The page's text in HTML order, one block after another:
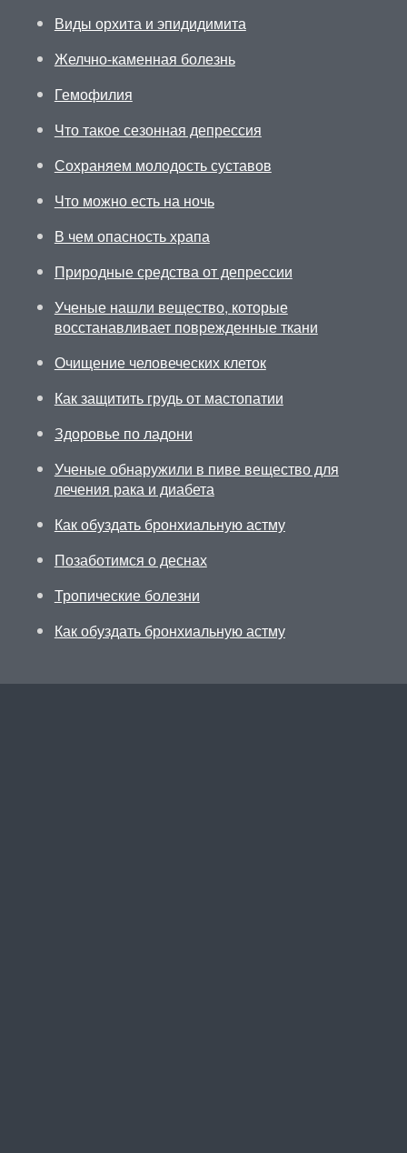
Виды орхита и эпидидимита
Желчно-каменная болезнь
Гемофилия
Что такое сезонная депрессия
Сохраняем молодость суставов
Что можно есть на ночь
В чем опасность храпа
Природные средства от депрессии
Ученые нашли вещество, которые
восстанавливает поврежденные ткани
Очищение человеческих клеток
Как защитить грудь от мастопатии
Здоровье по ладони
Ученые обнаружили в пиве вещество для
лечения рака и диабета
Как обуздать бронхиальную астму
Позаботимся о деснах
Тропические болезни
Как обуздать бронхиальную астму